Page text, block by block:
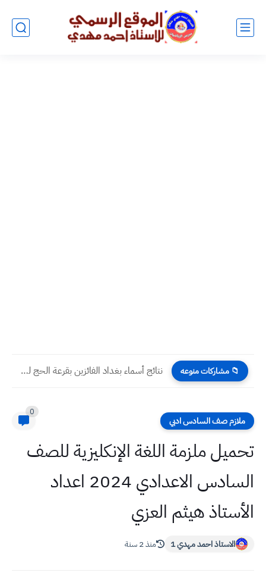
📁 مشاركات منوعه نتائج أسماء بغداد الفائزين بقرعة الحج للأعوام 2025 2026 2027
ملازم صف السادس ادبي
0
تحميل ملزمة اللغة الإنكليزية للصف
السادس الاعدادي 2024 اعداد
الأستاذ هيثم العزي
الاستاذ احمد مهدي 1 منذ 2 سنة